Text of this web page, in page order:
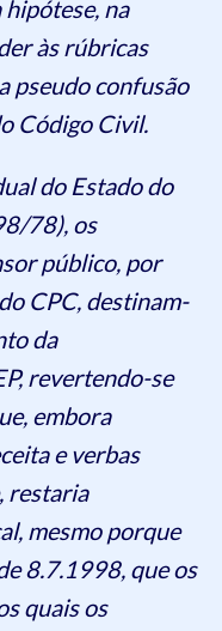
na
às rúbricas
pseudo confusão
Código Civil.
do Estado do
78), os
público, por
CPC, destinam-
da
revertendo-se
embora
e verbas
restaria
mesmo porque
8.7.1998, que os
quais os